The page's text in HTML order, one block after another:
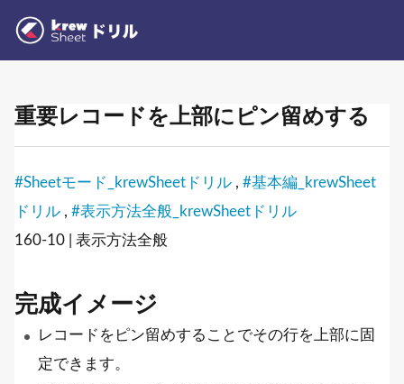
重要レコードを上部にピン留めする
#Sheetモード_krewSheetドリル , #基本編_krewSheet
ドリル , #表示方法全般_krewSheetドリル
160-10 | 表示方法全般
完成イメージ
レコードをピン留めすることでその行を上部に固
定できます。